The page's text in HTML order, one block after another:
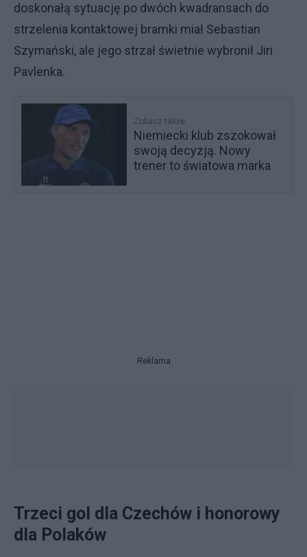
doskonałą sytuację po dwóch kwadransach do
strzelenia kontaktowej bramki miał Sebastian
Szymański, ale jego strzał świetnie wybronił Jiri
Pavlenka.
Zobacz także
Niemiecki klub zszokował
swoją decyzją. Nowy
trener to światowa marka
Reklama
Trzeci gol dla Czechów i honorowy
dla Polaków